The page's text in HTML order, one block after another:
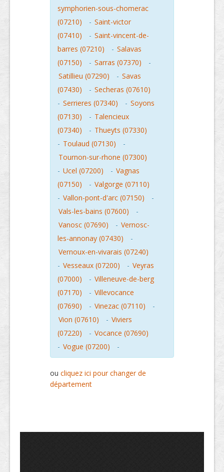
symphorien-sous-chomerac
(07210)
- Saint-victor
(07410)
- Saint-vincent-de-
barres (07210)
- Salavas
(07150)
- Sarras (07370)
-
Satillieu (07290)
- Savas
(07430)
- Secheras (07610)
- Serrieres (07340) - Soyons
(07130)
- Talencieux
(07340)
- Thueyts (07330)
- Toulaud (07130)
-
Tournon-sur-rhone (07300)
- Ucel (07200) - Vagnas
(07150)
- Valgorge (07110)
- Vallon-pont-d'arc (07150)
-
Vals-les-bains (07600)
-
Vanosc (07690)
- Vernosc-
les-annonay (07430)
-
Vernoux-en-vivarais (07240)
- Vesseaux (07200) - Veyras
(07000)
- Villeneuve-de-berg
(07170)
- Villevocance
(07690)
- Vinezac (07110)
-
Vion (07610)
- Viviers
(07220)
- Vocance (07690)
- Vogue (07200) -
ou cliquez ici pour changer de
département